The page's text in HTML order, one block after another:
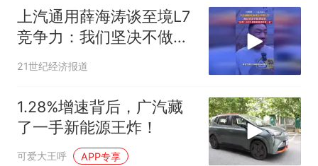
上汽通用薛海涛谈至境L7
竞争力：我们坚决不做速
成车，要做新能源的第一
21世纪经济报道
1.28%增速背后，广汽藏
了一手新能源王炸！
可爱大王呼 APP专享